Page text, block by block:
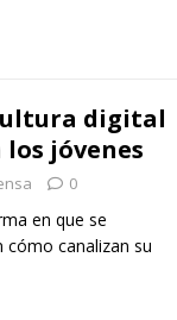
digital
jóvenes
0
en que se
cómo canalizan su